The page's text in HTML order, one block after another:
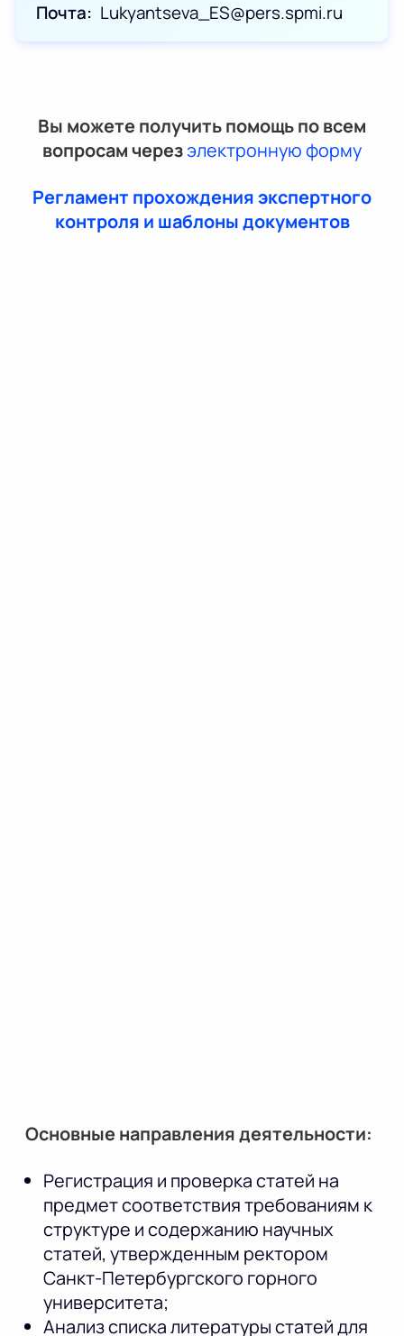
Почта
Lukyantseva_ES@pers.spmi.ru
Вы можете получить помощь по всем
вопросам черезэлектронную форму
Регламент прохождения экспертного
контроля и шаблоны документов
Основные направления деятельности:
Регистрация и проверка статей на
предмет соответствия требованиям к
структуре и содержанию научных
статей, утвержденным ректором
Санкт-Петербургского горного
университета;
Анализ списка литературы статей для